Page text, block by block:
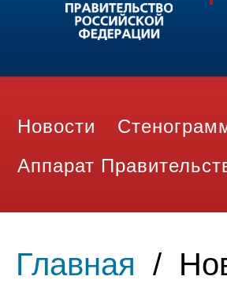
Новости
Аппарат
Главная /